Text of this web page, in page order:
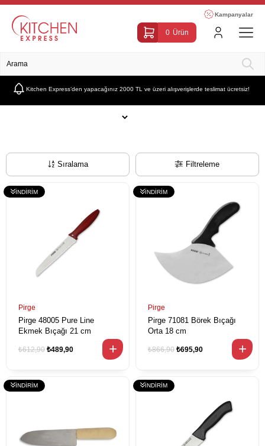
Kampanyalar
0 Ürün
Kitchen Express’den yapacağınız 2000 TL ve üzeri alışverişlerde teslimat ücretsiz!
Filtreleme
Sıralama
Pirge
Pirge 48005 Pure Line
Ekmek Bıçağı 21 cm
₺489,90
₺612,90
Pirge
Pirge 71081 Börek Bıçağı
Orta 18 cm
₺695,90
₺866,90